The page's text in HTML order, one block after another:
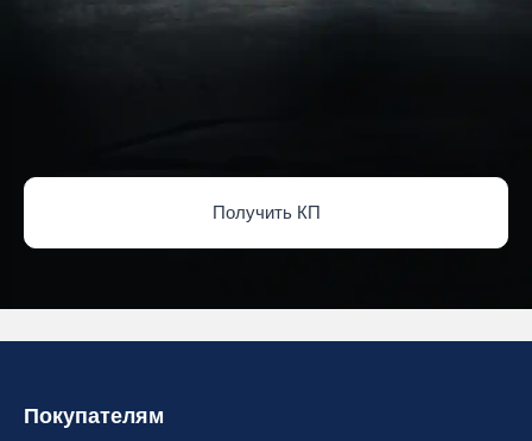
Получить КП
Покупателям